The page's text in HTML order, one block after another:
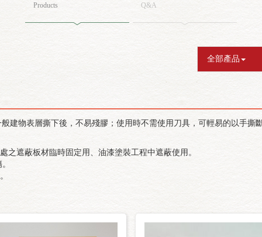
Products Q&A
全部產品
建物表層撕下後，不易殘膠； 使用時不需使用刀具，可輕易的以手撕
之遮蔽板材臨時固定用、油漆塗裝工程中遮蔽使用。